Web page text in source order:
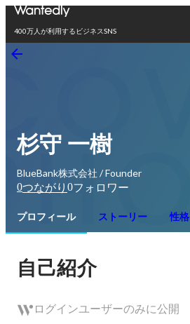
400万人が利用するビジネスSNS
杉守 一樹
BlueBank株式会社 / Founder
0つながり 0フォロワー
プロフィール ストーリー 性格
自己紹介
ログインユーザーのみに公開